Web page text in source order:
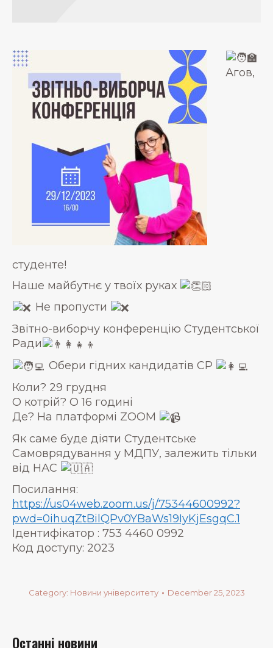
Агов,
студенте!
Наше майбутнє у твоїх руках
Не пропусти
Звітно-виборчу конференцію Студентської
Ради
Обери гідних кандидатів СР
Коли? 29 грудня
О котрій? О 16 годині
Де? На платформі ZOOM
Як саме буде діяти Студентське
Самоврядування у МДПУ, залежить тільки
від НАС
Посилання:
https://us04web.zoom.us/j/75344600992?
pwd=0ihuqZtBilQPv0YBaWs19IyKjEsgqC.1
Ідентифікатор : 753 4460 0992
Код доступу: 2023
Category: Новини університету December 25, 2023
Останні новини